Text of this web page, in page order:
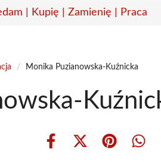
| Kupię | Zamienię | Praca
/ Monika Puzianowska-Kuźnicka
Share
Share Share Share